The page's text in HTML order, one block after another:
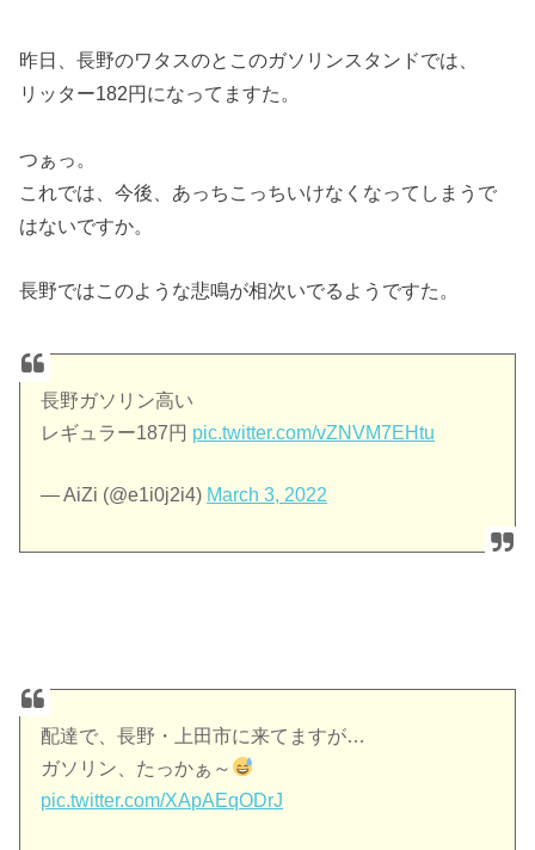
昨日、長野のワタスのとこのガソリンスタンドでは、
リッター182円になってますた。
つぁっ。
これでは、今後、あっちこっちいけなくなってしまうで
はないですか。
長野ではこのような悲鳴が相次いでるようですた。
長野ガソリン高い
レギュラー187円 pic.twitter.com/vZNVM7EHtu
— AiZi (@e1i0j2i4) March 3, 2022
配達で、長野・上田市に来てますが…
ガソリン、たっかぁ～
pic.twitter.com/XApAEqODrJ